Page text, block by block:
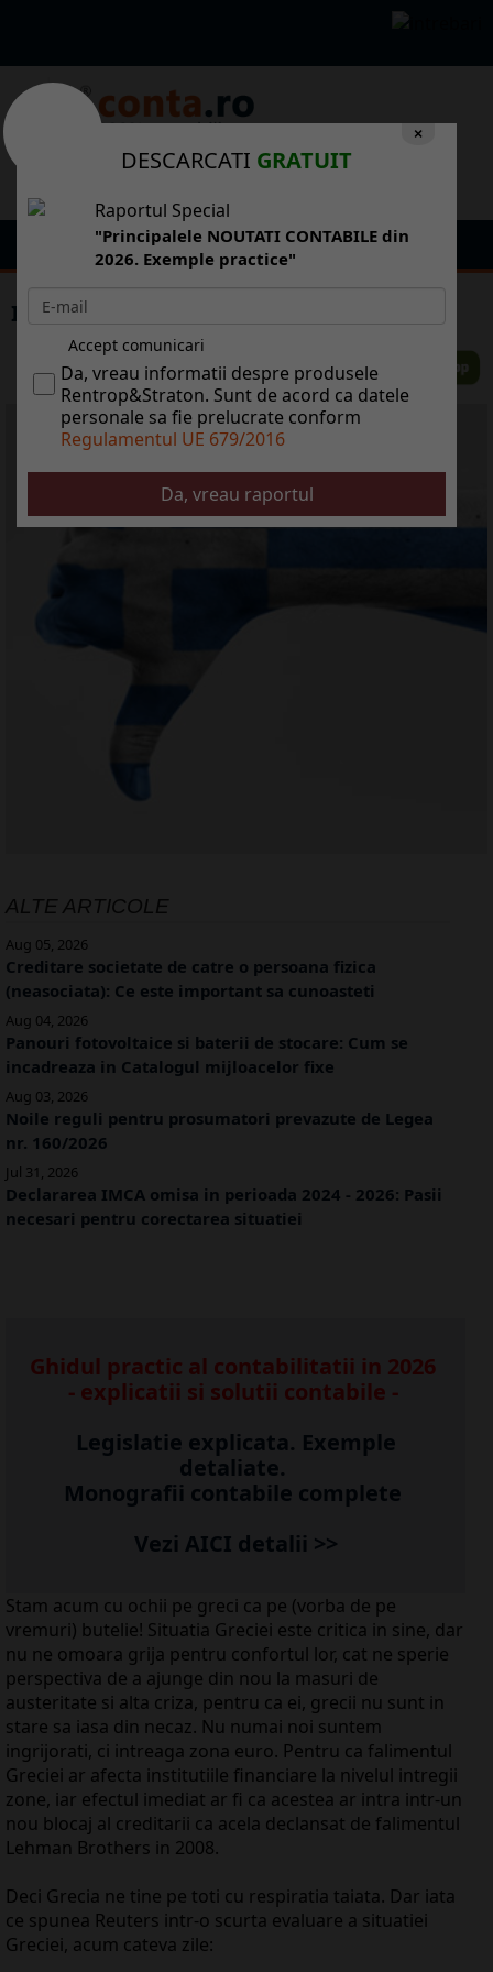
Invatam ceva de la greci?
ALTE ARTICOLE
Aug 05, 2026
Creditare societate de catre o persoana fizica
(neasociata): Ce este important sa cunoasteti
Aug 04, 2026
Panouri fotovoltaice si baterii de stocare: Cum se
incadreaza in Catalogul mijloacelor fixe
Aug 03, 2026
Noile reguli pentru prosumatori prevazute de Legea
nr. 160/2026
Jul 31, 2026
Declararea IMCA omisa in perioada 2024 - 2026: Pasii
necesari pentru corectarea situatiei
Ghidul practic al contabilitatii in 2026
- explicatii si solutii contabile -
Legislatie explicata. Exemple
detaliate.
Monografii contabile complete
Vezi AICI detalii >>
Stam acum cu ochii pe greci ca pe (vorba de pe
vremuri) butelie! Situatia Greciei este critica in sine, dar
nu ne omoara grija pentru confortul lor, cat ne sperie
perspectiva de a ajunge din nou la masuri de
austeritate si alta criza, pentru ca ei, grecii nu sunt in
stare sa iasa din necaz. Nu numai noi suntem
ingrijorati, ci intreaga zona euro. Pentru ca falimentul
Greciei ar afecta institutiile financiare la nivelul intregii
zone, iar efectul imediat ar fi ca acestea ar intra intr-un
nou blocaj al creditarii ca acela declansat de falimentul
Lehman Brothers in 2008.
Deci Grecia ne tine pe toti cu respiratia taiata. Dar iata
ce spunea Reuters intr-o scurta evaluare a situatiei
Greciei, acum cateva zile:
×
DESCARCATI GRATUIT
Raportul Special
"Principalele NOUTATI CONTABILE din
2026. Exemple practice"
Accept comunicari
Da, vreau informatii despre produsele
Rentrop&Straton. Sunt de acord ca datele
personale sa fie prelucrate conform
Regulamentul UE 679/2016